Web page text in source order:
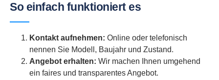
So einfach funktioniert es
Kontakt aufnehmen: Online oder telefonisch
nennen Sie Modell, Baujahr und Zustand.
Angebot erhalten: Wir machen Ihnen umgehend
ein faires und transparentes Angebot.